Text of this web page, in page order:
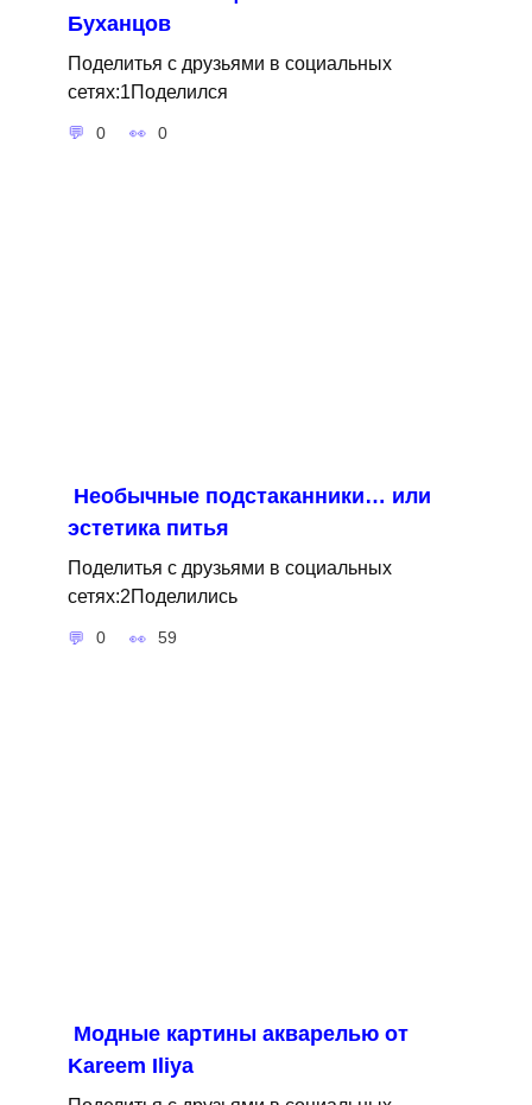
Буханцов
Поделитья с друзьями в социальных
сетях:1Поделился
0 0
Необычные подстаканники… или
эстетика питья
Поделитья с друзьями в социальных
сетях:2Поделились
0 59
Модные картины акварелью от
Kareem Iliya